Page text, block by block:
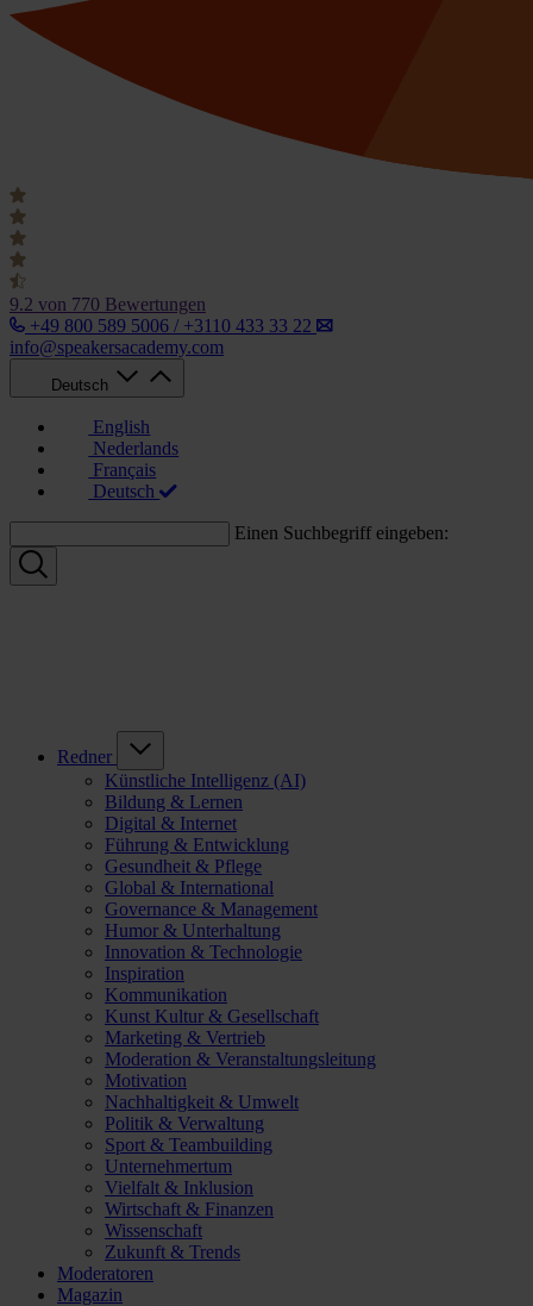
9.2 von 770 Bewertungen
+49 800 589 5006 / +3110 433 33 22
info@speakersacademy.com
Deutsch
English
Nederlands
Français
Deutsch
Einen Suchbegriff eingeben:
Redner
Künstliche Intelligenz (AI)
Bildung & Lernen
Digital & Internet
Führung & Entwicklung
Gesundheit & Pflege
Global & International
Governance & Management
Humor & Unterhaltung
Innovation & Technologie
Inspiration
Kommunikation
Kunst Kultur & Gesellschaft
Marketing & Vertrieb
Moderation & Veranstaltungsleitung
Motivation
Nachhaltigkeit & Umwelt
Politik & Verwaltung
Sport & Teambuilding
Unternehmertum
Vielfalt & Inklusion
Wirtschaft & Finanzen
Wissenschaft
Zukunft & Trends
Moderatoren
Magazin